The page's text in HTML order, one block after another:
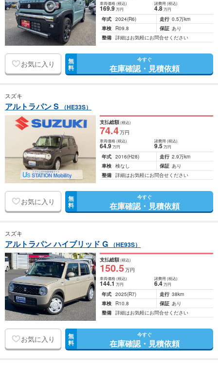
車両価格(税込)
169.9万円
諸費用 (税込)
4.8 万円
年式 2024(R6) 走行 0.5万km
車検
R09.8 保証 あり
整備 詳細はお気軽にお問合せください
お気に入り 無
料
今すぐ
在庫確認・見積依頼
スズキ
アルトラパン S （HE33S）
支払総額(税込)
74.4万円
車両価格(税込)
64.9万円
諸費用 (税込)
9.5 万円
年式 2016(H28) 走行 2.9万km
車検 検なし 保証 あり
整備 詳細はお気軽にお問合せください
お気に入り 無
料
今すぐ
在庫確認・見積依頼
スズキ
アルトラパン ハイブリッド G （HE93S）
支払総額(税込)
150.5万円
車両価格(税込)
144.1万円
諸費用 (税込)
6.4 万円
年式 2025(R7) 走行 38km
車検
R10.8 保証 あり
整備 詳細はお気軽にお問合せください
お気に入り 無
料
今すぐ
在庫確認・見積依頼